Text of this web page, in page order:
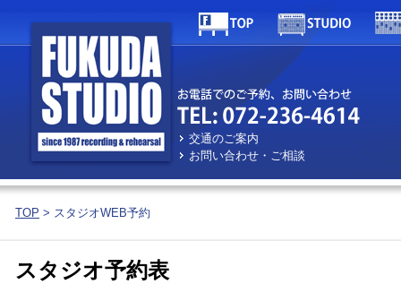
交通のご案内
お問い合わせ・ご相談
TOP > スタジオWEB予約
スタジオ予約表